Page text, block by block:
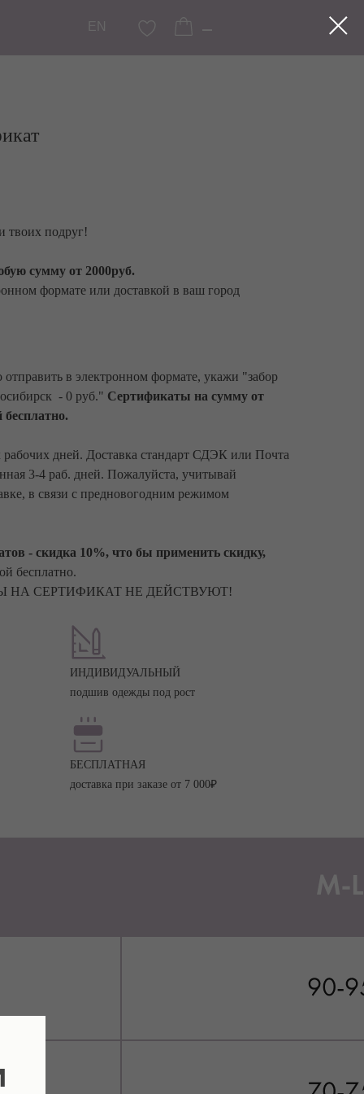
EN
твоих подруг!
сумму от 2000руб.
формате или доставкой в ваш город
в электронном формате, укажи "забор
- 0 руб." Сертификаты на сумму от
рабочих дней. Доставка стандарт СДЭК или Почта
3-4 раб. дней. Пожалуйста, учитывай
в связи с предновогодним режимом
- скидка 10%, что бы применить скидку,
бесплатно.
СЕРТИФИКАТ НЕ ДЕЙСТВУЮТ!
ИНДИВИДУАЛЬНЫЙ
подшив одежды под рост
БЕСПЛАТНАЯ
доставка при заказе от 7 000₽